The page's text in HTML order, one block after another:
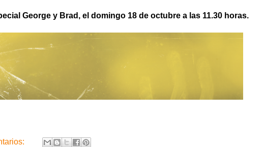
George y Brad, el domingo 18 de octubre a las 11.30 horas.